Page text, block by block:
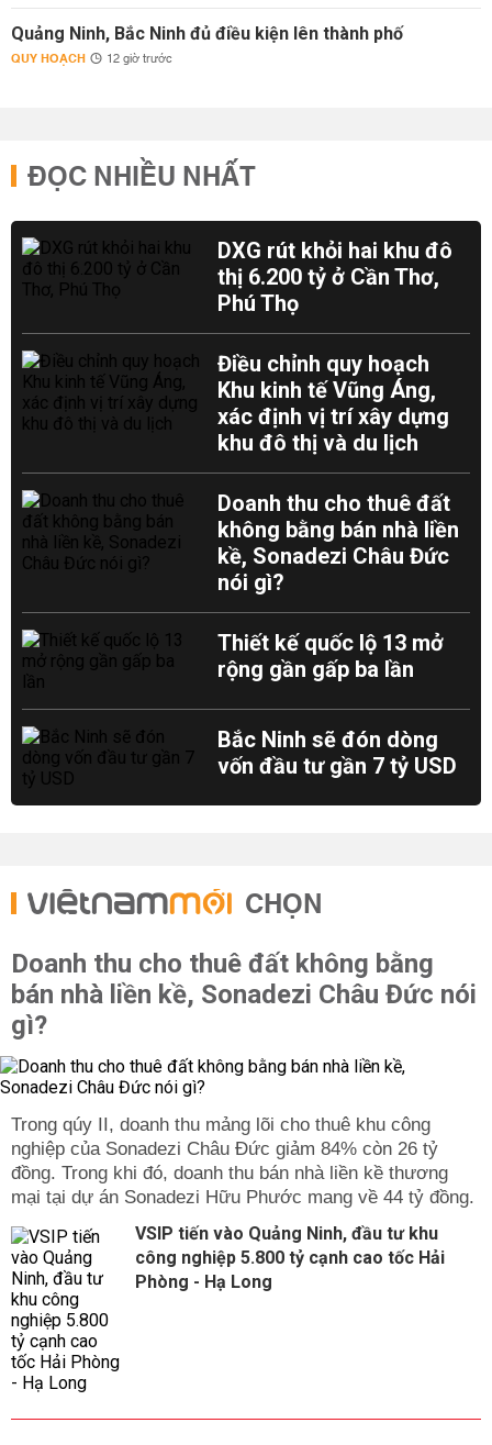
Quảng Ninh, Bắc Ninh đủ điều kiện lên thành phố
QUY HOẠCH 12 giờ trước
ĐỌC NHIỀU NHẤT
DXG rút khỏi hai khu đô
thị 6.200 tỷ ở Cần Thơ,
Phú Thọ
Điều chỉnh quy hoạch
Khu kinh tế Vũng Áng,
xác định vị trí xây dựng
khu đô thị và du lịch
Doanh thu cho thuê đất
không bằng bán nhà liền
kề, Sonadezi Châu Đức
nói gì?
Thiết kế quốc lộ 13 mở
rộng gần gấp ba lần
Bắc Ninh sẽ đón dòng
vốn đầu tư gần 7 tỷ USD
CHỌN
Doanh thu cho thuê đất không bằng
bán nhà liền kề, Sonadezi Châu Đức nói
gì?
Trong qúy II, doanh thu mảng lõi cho thuê khu công
nghiệp của Sonadezi Châu Đức giảm 84% còn 26 tỷ
đồng. Trong khi đó, doanh thu bán nhà liền kề thương
mại tại dự án Sonadezi Hữu Phước mang về 44 tỷ đồng.
VSIP tiến vào Quảng Ninh, đầu tư khu
công nghiệp 5.800 tỷ cạnh cao tốc Hải
Phòng - Hạ Long